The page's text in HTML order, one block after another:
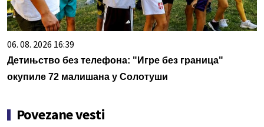
06. 08. 2026 16:39
Детињство без телефона: "Игре без граница"
окупиле 72 малишана у Солотуши
Povezane vesti